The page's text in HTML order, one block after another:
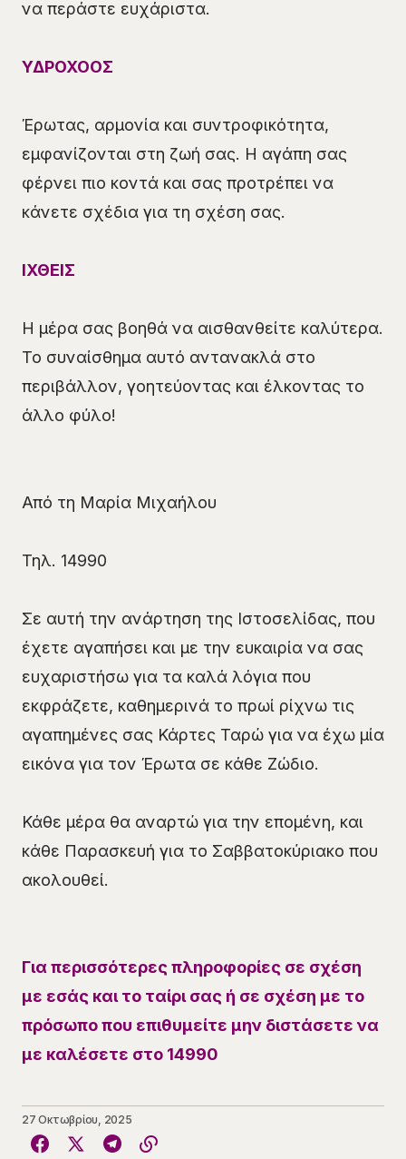
να περάστε ευχάριστα.
ΥΔΡΟΧΟΟΣ
Έρωτας, αρμονία και συντροφικότητα,
εμφανίζονται στη ζωή σας. Η αγάπη σας
φέρνει πιο κοντά και σας προτρέπει να
κάνετε σχέδια για τη σχέση σας.
ΙΧΘΕΙΣ
Η μέρα σας βοηθά να αισθανθείτε καλύτερα.
Το συναίσθημα αυτό αντανακλά στο
περιβάλλον, γοητεύοντας και έλκοντας το
άλλο φύλο!
Από τη Μαρία Μιχαήλου
Τηλ. 14990
Σε αυτή την ανάρτηση της Ιστοσελίδας, που
έχετε αγαπήσει και με την ευκαιρία να σας
ευχαριστήσω για τα καλά λόγια που
εκφράζετε, καθημερινά το πρωί ρίχνω τις
αγαπημένες σας Κάρτες Ταρώ για να έχω μία
εικόνα για τον Έρωτα σε κάθε Ζώδιο.
Κάθε μέρα θα αναρτώ για την επομένη, και
κάθε Παρασκευή για το Σαββατοκύριακο που
ακολουθεί.
Για περισσότερες πληροφορίες σε σχέση
με εσάς και το ταίρι σας ή σε σχέση με το
πρόσωπο που επιθυμείτε μην διστάσετε να
με καλέσετε στο 14990
27 Οκτωβρίου, 2025